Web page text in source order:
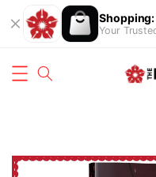
Shopping:
Your